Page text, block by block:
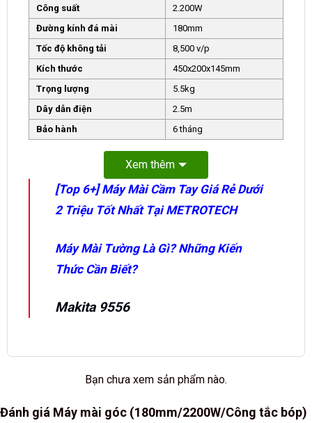
Công suất
2.200W
Đường kính đá mài
180mm
Tốc độ không tải
8,500 v/p
Kích thước
450x200x145mm
Trọng lượng
5.5kg
Dây dẫn điện
2.5m
Bảo hành
6 tháng
Xem thêm
[Top 6+] Máy Mài Cầm Tay Giá Rẻ Dưới
2 Triệu Tốt Nhất Tại METROTECH
Máy Mài Tường Là Gì? Những Kiến
Thức Cần Biết?
Makita 9556
Bạn chưa xem sản phẩm nào.
Đánh giá Máy mài góc (180mm/2200W/Công tắc bóp)